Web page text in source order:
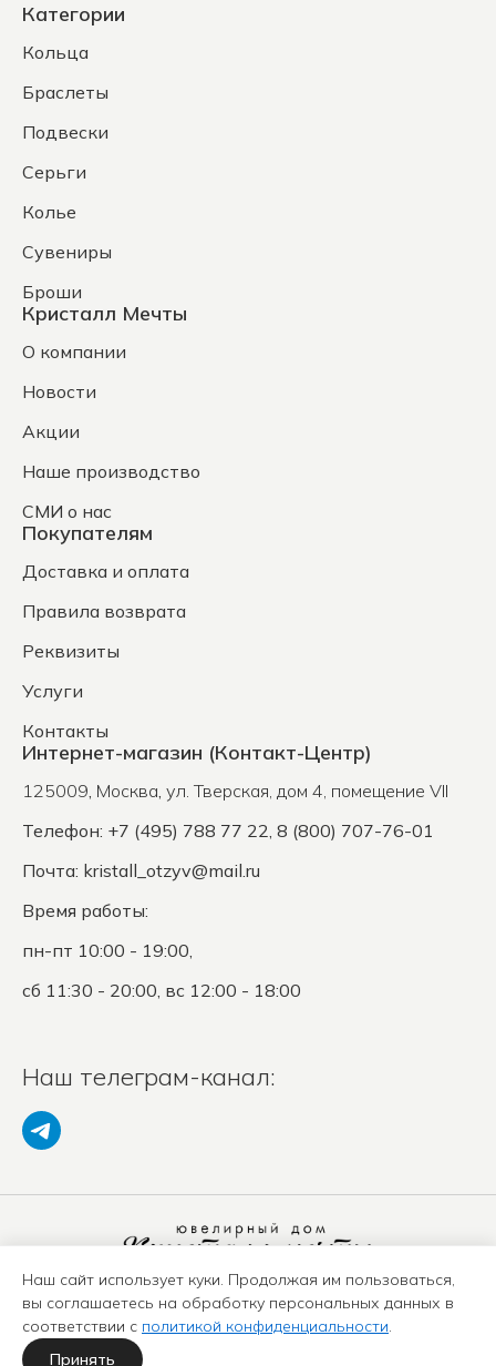
Категории
Кольца
Браслеты
Подвески
Серьги
Колье
Сувениры
Броши
Кристалл Мечты
О компании
Новости
Акции
Наше производство
СМИ о нас
Покупателям
Доставка и оплата
Правила возврата
Реквизиты
Услуги
Контакты
Интернет-магазин (Контакт-Центр)
125009, Москва, ул. Тверская, дом 4, помещение VII
Телефон: +7 (495) 788 77 22, 8 (800) 707-76-01
Почта: kristall_otzyv@mail.ru
Время работы:
пн-пт 10:00 - 19:00,
сб 11:30 - 20:00, вс 12:00 - 18:00
Наш телеграм-канал:
Политика конфиденциальности
Положение о защите ПД
Оферта
Наш сайт использует куки. Продолжая им пользоваться,
вы соглашаетесь на обработку персональных данных в
соответствии с политикой конфиденциальности.
Принять